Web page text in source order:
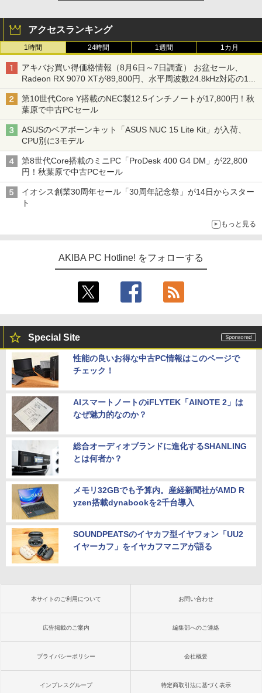
アクセスランキング
1時間 24時間 1週間 1カ月
アキバお買い得価格情報（8月6日～7日調査） お盆セール、
Radeon RX 9070 XTが89,800円、水平周波数24.8kHz対応の17
型モニターが9,801円、暑さ指数連動セール ほか
第10世代Core Y搭載のNEC製12.5インチノートが17,800円！秋
葉原で中古PCセール
ASUSのベアボーンキット「ASUS NUC 15 Lite Kit」が入荷、
CPU別に3モデル
第8世代Core搭載のミニPC「ProDesk 400 G4 DM」が22,800
円！秋葉原で中古PCセール
イオシス創業30周年セール「30周年記念祭」が14日からスター
ト
もっと見る
AKIBA PC Hotline! をフォローする
Special Site
性能の良いお得な中古PC情報はこのページで
チェック！
AIスマートノートのiFLYTEK「AINOTE 2」は
なぜ魅力的なのか？
総合オーディオブランドに進化するSHANLING
とは何者か？
メモリ32GBでも予算内。産経新聞社がAMD R
yzen搭載dynabookを2千台導入
SOUNDPEATSのイヤカフ型イヤフォン「UU2
イヤーカフ」をイヤカフマニアが語る
本サイトのご利用について お問い合わせ
広告掲載のご案内 編集部へのご連絡
プライバシーポリシー 会社概要
インプレスグループ 特定商取引法に基づく表示